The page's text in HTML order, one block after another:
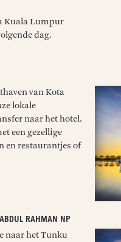
Kuala Lumpur
dag.
van Kota
lokale
naar het hotel.
een gezellige
en restaurantjes of
RAHMAN NP
naar het Tunku